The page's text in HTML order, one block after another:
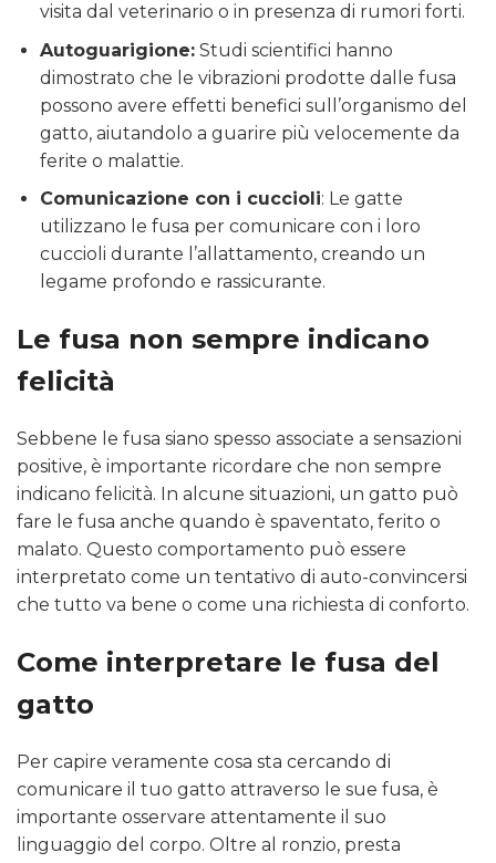
visita dal veterinario o in presenza di rumori forti.
Autoguarigione:Studi scientifici hanno
dimostrato che le vibrazioni prodotte dalle fusa
possono avere effetti benefici sull’organismo del
gatto, aiutandolo a guarire più velocemente da
ferite o malattie.
Comunicazione con i cuccioli: Le gatte
utilizzano le fusa per comunicare con i loro
cuccioli durante l’allattamento, creando un
legame profondo e rassicurante.
Le fusa non sempre indicano
felicità
Sebbene le fusa siano spesso associate a sensazioni
positive, è importante ricordare che non sempre
indicano felicità. In alcune situazioni, un gatto può
fare le fusa anche quando è spaventato, ferito o
malato. Questo comportamento può essere
interpretato come un tentativo di auto-convincersi
che tutto va bene o come una richiesta di conforto.
Come interpretare le fusa del
gatto
Per capire veramente cosa sta cercando di
comunicare il tuo gatto attraverso le sue fusa, è
importante osservare attentamente il suo
linguaggio del corpo. Oltre al ronzio, presta